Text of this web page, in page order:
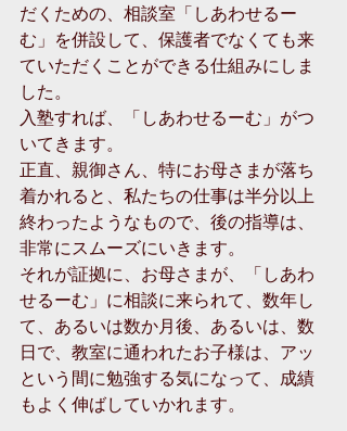
だくための、相談室「しあわせるー
む」を併設して、保護者でなくても来
ていただくことができる仕組みにしま
した。
入塾すれば、「しあわせるーむ」がつ
いてきます。
正直、親御さん、特にお母さまが落ち
着かれると、私たちの仕事は半分以上
終わったようなもので、後の指導は、
非常にスムーズにいきます。
それが証拠に、お母さまが、「しあわ
せるーむ」に相談に来られて、数年し
て、あるいは数か月後、あるいは、数
日で、教室に通われたお子様は、アッ
という間に勉強する気になって、成績
もよく伸ばしていかれます。